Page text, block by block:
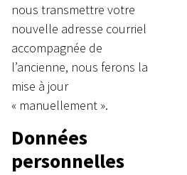
nous transmettre votre
nouvelle adresse courriel
accompagnée de
l’ancienne, nous ferons la
mise à jour
« manuellement ».
Données
personnelles